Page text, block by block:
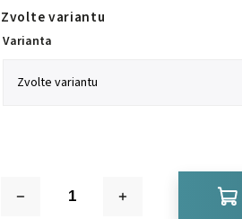
Zvolte variantu
Varianta